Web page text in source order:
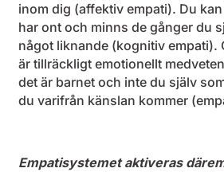
inom dig (affektiv empati). Du
har ont och minns de gånger du
något liknande (kognitiv empati).
är tillräckligt emotionellt
det är barnet och inte du själv
du varifrån känslan kommer
Empatisystemet aktiveras